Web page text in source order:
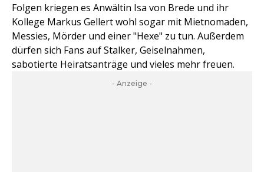
Folgen kriegen es Anwältin Isa von Brede und ihr
Kollege Markus Gellert wohl sogar mit Mietnomaden,
Messies, Mörder und einer "Hexe" zu tun. Außerdem
dürfen sich Fans auf Stalker, Geiselnahmen,
sabotierte Heiratsanträge und vieles mehr freuen.
- Anzeige -